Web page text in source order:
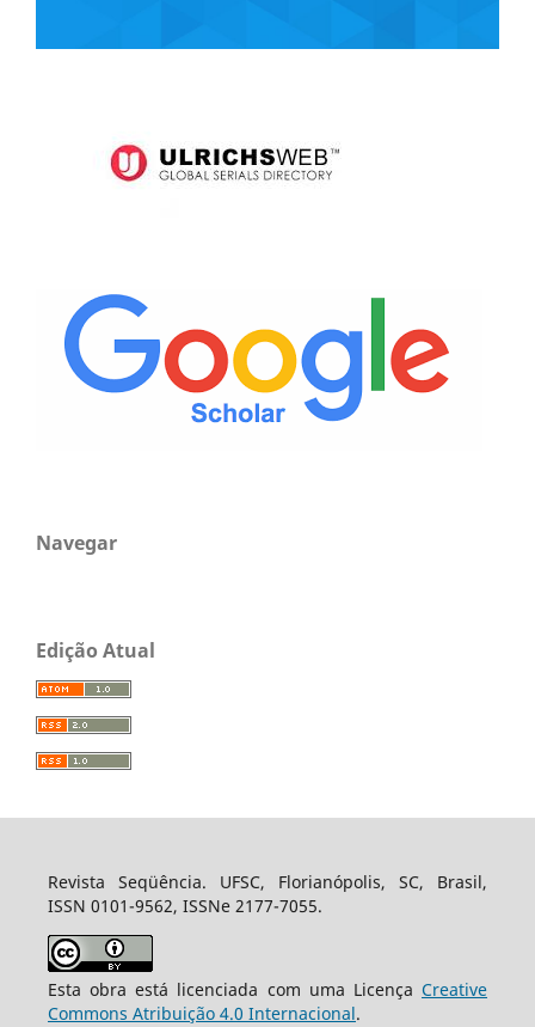
Navegar
Edição Atual
Revista Seqüência. UFSC, Florianópolis, SC, Brasil,
ISSN 0101-9562, ISSNe 2177-7055.
Esta obra está licenciada com uma LicençaCreative
Commons Atribuição 4.0 Internacional.